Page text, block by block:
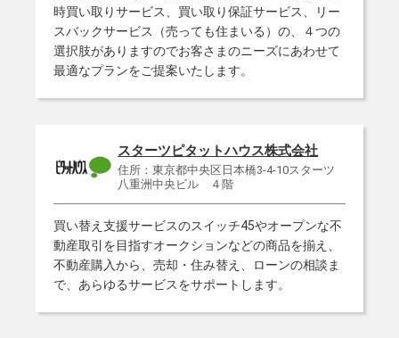
時買い取りサービス、買い取り保証サービス、リー
スバックサービス（売っても住まいる）の、４つの
選択肢がありますのでお客さまのニーズにあわせて
最適なプランをご提案いたします。
スターツピタットハウス株式会社
住所：東京都中央区日本橋3-4-10スターツ
八重洲中央ビル ４階
買い替え支援サービスのスイッチ45やオープンな不
動産取引を目指すオークションなどの商品を揃え、
不動産購入から、売却・住み替え、ローンの相談ま
で、あらゆるサービスをサポートします。